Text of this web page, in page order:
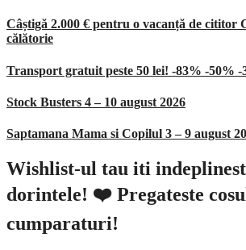
Câștigă 2.000 € pentru o vacanță de cititor
călătorie
Transport gratuit peste 50 lei! -83% -50% -
Stock Busters 4 – 10 august 2026
Saptamana Mama si Copilul 3 – 9 august
Wishlist-ul tau iti
dorintele! ❤️ Pregateste
cumparaturi!